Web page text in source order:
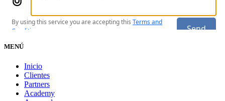
MENÚ
Inicio
Clientes
Partners
Academy